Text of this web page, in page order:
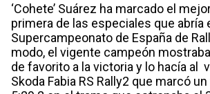
‘Cohete’ Suárez ha marcado el
primera de las especiales que abría
Supercampeonato de España de
modo, el vigente campeón
de favorito a la victoria y lo hacía al
Skoda Fabia RS Rally2 que marcó